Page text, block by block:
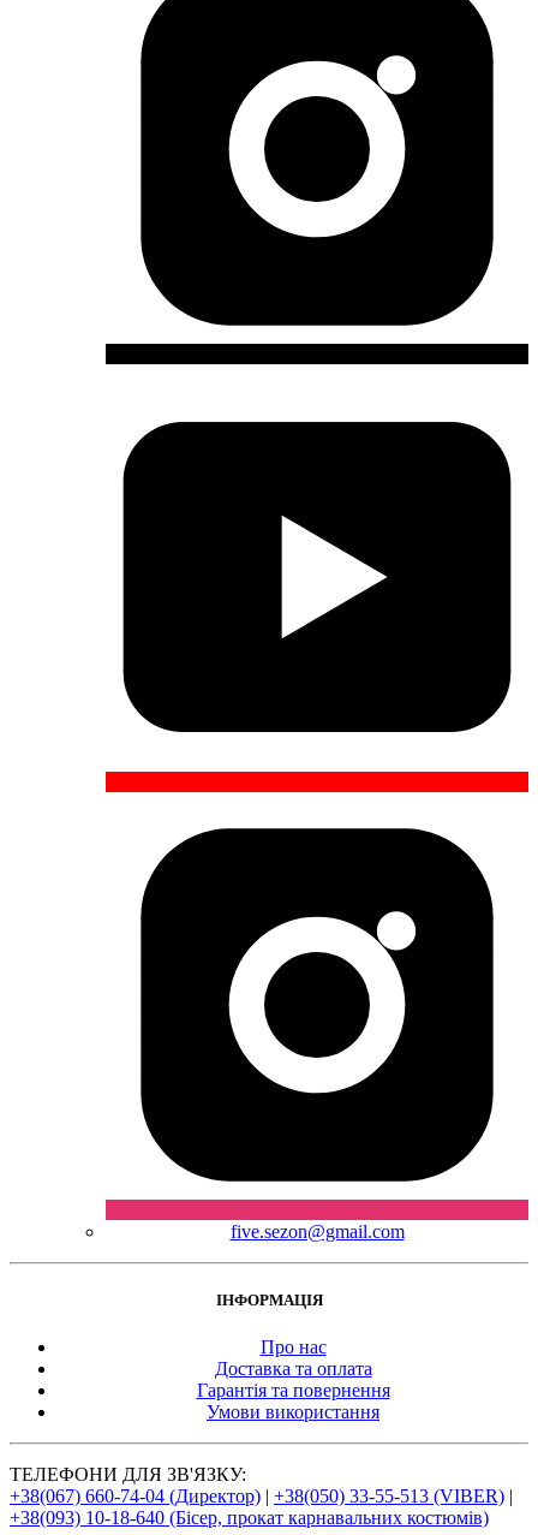
five.sezon@gmail.com
ІНФОРМАЦІЯ
Про нас
Доставка та оплата
Гарантія та повернення
Умови використання
ТЕЛЕФОНИ ДЛЯ ЗВ'ЯЗКУ:
+38(067) 660-74-04 (Директор) | +38(050) 33-55-513 (VIBER) |
+38(093) 10-18-640 (Бісер, прокат карнавальних костюмів)